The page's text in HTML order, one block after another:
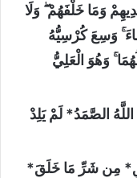
وَمَا خَلْفَهُمْ ۖ وَلَا
وَسِعَ كُرْسِيُّهُ
وَهُوَ الْعَلِيُّ
الصَّمَدُ* لَمْ يَلِدْ
مِن شَرِّ مَا خَلَقَ*